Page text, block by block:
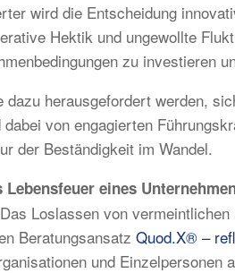
wird die Entscheidung
Hektik und ungewollte
zu investieren
dazu herausgefordert werden,
von engagierten
der Beständigkeit im Wandel.
Lebensfeuer eines
Loslassen von
Beratungsansatz Quod.X® –
und Einzelpersonen